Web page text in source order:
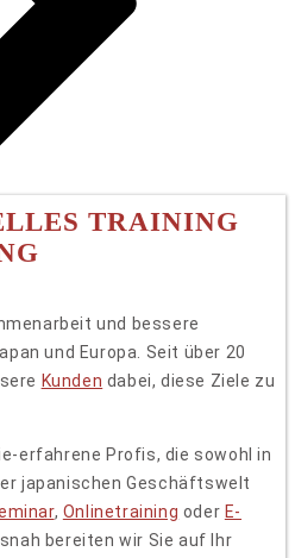
TRAINING
und bessere
und Europa. Seit über 20
Kunden dabei, diese Ziele zu
erfahrene Profis, die sowohl in
japanischen Geschäftswelt
, Onlinetraining oder E-
bereiten wir Sie auf Ihr